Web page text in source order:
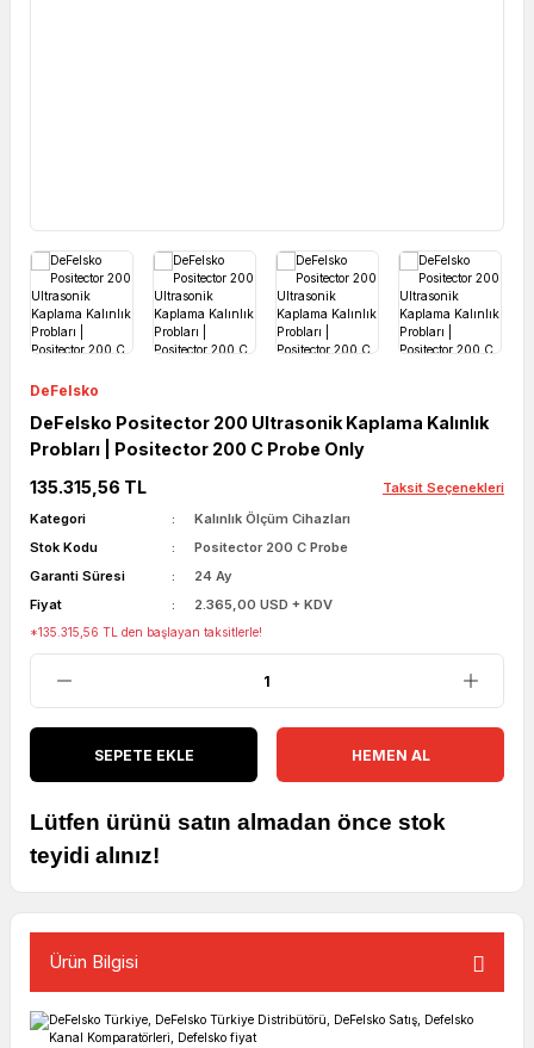
DeFelsko
DeFelsko Positector 200 Ultrasonik Kaplama Kalınlık
Probları | Positector 200 C Probe Only
135.315,56 TL
Taksit Seçenekleri
Kategori
Kalınlık Ölçüm Cihazları
Stok Kodu
Positector 200 C Probe
Garanti Süresi
24 Ay
Fiyat
2.365,00 USD + KDV
*135.315,56 TL den başlayan taksitlerle!
SEPETE EKLE HEMEN AL
Lütfen ürünü satın almadan önce stok
teyidi alınız!
Ürün Bilgisi